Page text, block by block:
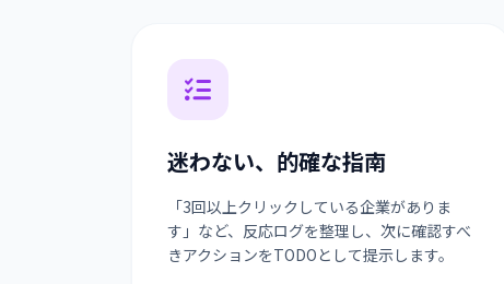
迷わない、的確な指南
「3回以上クリックしている企業がありま
す」など、反応ログを整理し、次に確認すべ
きアクションをTODOとして提示します。